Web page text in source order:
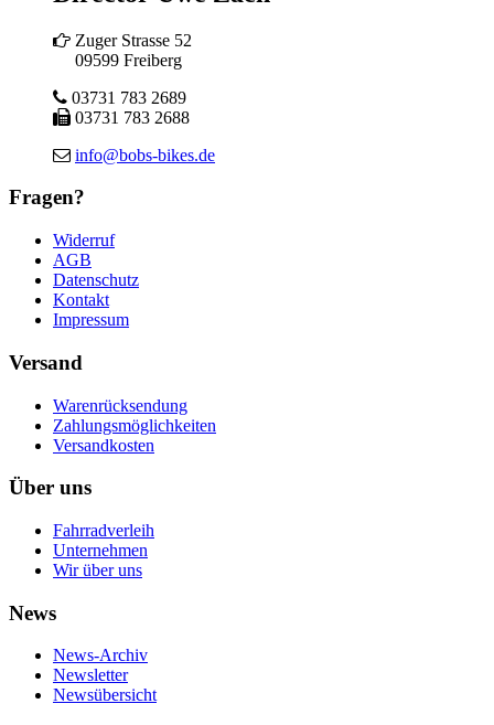
Zuger Strasse 52
09599 Freiberg
03731 783 2689
03731 783 2688
info@bobs-bikes.de
Fragen?
Widerruf
AGB
Datenschutz
Kontakt
Impressum
Versand
Warenrücksendung
Zahlungsmöglichkeiten
Versandkosten
Über uns
Fahrradverleih
Unternehmen
Wir über uns
News
News-Archiv
Newsletter
Newsübersicht